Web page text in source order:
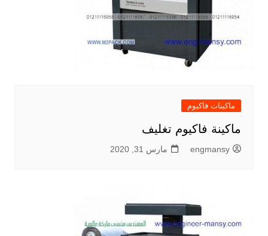
ماكينات فاكيوم
ماكينة فاكيوم تغليف
engmansy مارس 31, 2020